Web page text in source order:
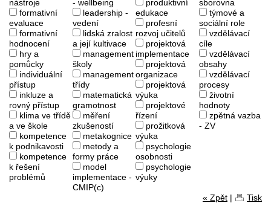
nástroje
formativní
evaluace
formativní
hodnocení
hry a
pomůcky
individuální
přístup
inkluze a
rovný přístup
klima ve třídě
a ve škole
kompetence
k podnikavosti
kompetence
k řešení
problémů
- wellbeing
leadership -
vedení
lidská zralost
a její kultivace
management
školy
management
třídy
matematická
gramotnost
měření
zkušeností
metakognice
metody a
formy práce
model
implementace -
CMIP(c)
produktivní
edukace
profesní
rozvoj učitelů
projektová
implementace
projektová
organizace
projektová
výuka
projektové
řízení
prožitková
výuka
psychologie
osobnosti
psychologie
výuky
sborovna
týmové a
sociální role
vzdělávací
cíle
vzdělávací
obsahy
vzdělávací
procesy
životní
hodnoty
zpětná vazba
- ZV
« Zpět | Tisk